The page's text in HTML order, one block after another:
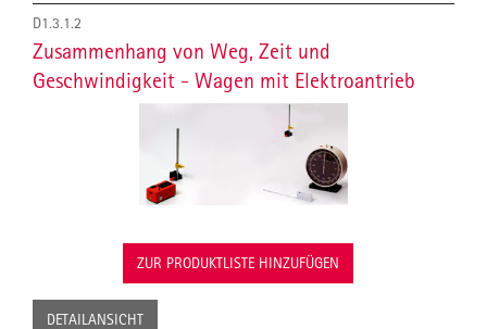
D1.3.1.2
Zusammenhang von Weg, Zeit und
Geschwindigkeit - Wagen mit Elektroantrieb
ZUR PRODUKTLISTE HINZUFÜGEN
DETAILANSICHT